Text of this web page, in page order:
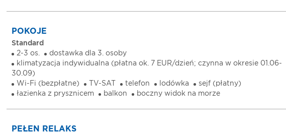
POKOJE
Standard
2-3 os.
dostawka dla 3. osoby
klimatyzacja indywidualna (płatna ok. 7 EUR/dzień; czynna w okresie 01.06-
30.09)
Wi-Fi (bezpłatne)
TV-SAT telefon lodówka
sejf (płatny)
łazienka z prysznicem
balkon boczny widok na morze
PEŁEN RELAKS